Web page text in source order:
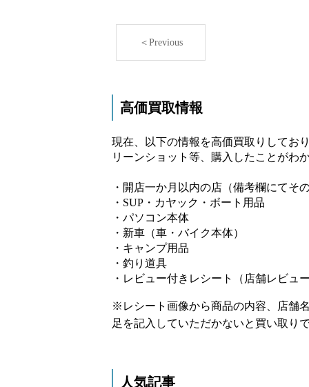
＜Previous
高価買取情報
現在、以下の情報を高価買取りしてお
リーンショット等、購入したことがわ
・開店一か月以内の店（備考欄にてそ
・SUP・カヤック・ボート用品
・パソコン本体
・新車（車・バイク本体）
・キャンプ用品
・釣り道具
・レビュー付きレシート（店舗レビュ
※レシート画像から商品の内容、店舗
足を記入していただかないと買い取り
人気記事